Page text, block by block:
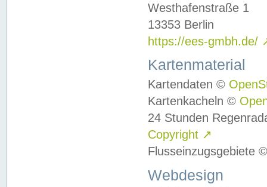
Westhafenstraße 1
13353 Berlin
https://ees-gmbh.de/
Kartenmaterial
Kartendaten ©
Kartenkacheln ©
24 Stunden
Copyright ↗
Flusseinzugsgebiete
Webdesign